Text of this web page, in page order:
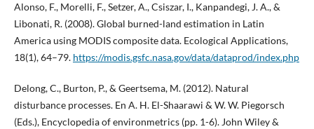
Alonso, F., Morelli, F., Setzer, A., Csiszar, I., Kanpandegi, J. A., &
Libonati, R. (2008). Global burned-land estimation in Latin
America using MODIS composite data. Ecological Applications,
18(1), 64–79. https://modis.gsfc.nasa.gov/data/dataprod/index.php
Delong, C., Burton, P., & Geertsema, M. (2012). Natural
disturbance processes. En A. H. El-Shaarawi & W. W. Piegorsch
(Eds.), Encyclopedia of environmetrics (pp. 1-6). John Wiley &